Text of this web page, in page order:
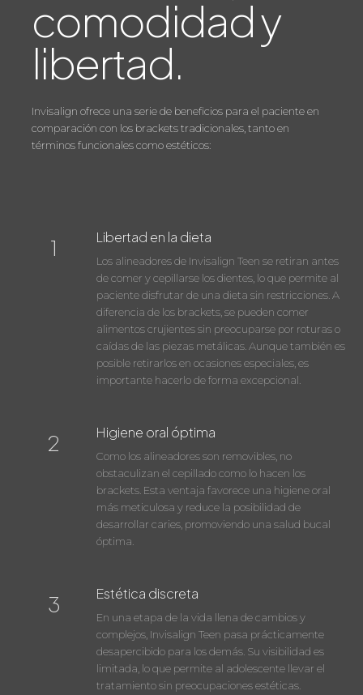
comodidad y
libertad.
Invisalign ofrece una serie de beneficios para el paciente en
comparación con los brackets tradicionales, tanto en
términos funcionales como estéticos:
1 Libertad en la dieta
Los alineadores de Invisalign Teen se retiran antes
de comer y cepillarse los dientes, lo que permite al
paciente disfrutar de una dieta sin restricciones. A
diferencia de los brackets, se pueden comer
alimentos crujientes sin preocuparse por roturas o
caídas de las piezas metálicas. Aunque también es
posible retirarlos en ocasiones especiales, es
importante hacerlo de forma excepcional.
2 Higiene oral óptima
Como los alineadores son removibles, no
obstaculizan el cepillado como lo hacen los
brackets. Esta ventaja favorece una higiene oral
más meticulosa y reduce la posibilidad de
desarrollar caries, promoviendo una salud bucal
óptima.
3 Estética discreta
En una etapa de la vida llena de cambios y
complejos, Invisalign Teen pasa prácticamente
desapercibido para los demás. Su visibilidad es
limitada, lo que permite al adolescente llevar el
tratamiento sin preocupaciones estéticas.